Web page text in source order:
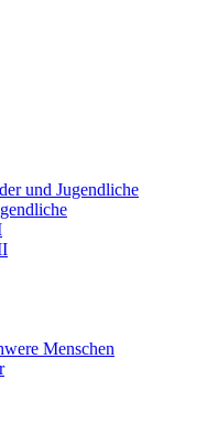
und Jugendliche
Menschen​